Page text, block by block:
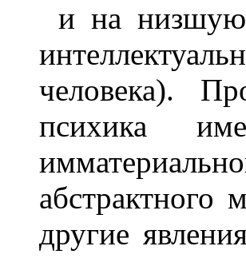
и на
человека).
психика
другие